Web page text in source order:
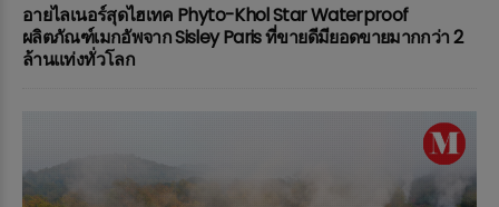
อายไลเนอร์สุดไฮเทค Phyto-Khol Star Waterproof
ผลิตภัณฑ์เมกอัพจาก Sisley Paris ที่ขายดีมียอดขายมากกว่า 2
ล้านแท่งทั่วโลก